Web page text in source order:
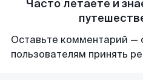
Часто летаете и
Оставьте комментарий —
пользователям принять